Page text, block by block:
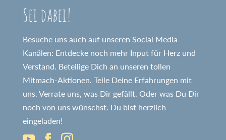
Sei dabei!
Besuche uns auch auf unseren Social Media-
Kanälen: Entdecke noch mehr Input für Herz und
Verstand. Beteilige Dich an unseren tollen
Mitmach-Aktionen. Teile Deine Erfahrungen mit
uns. Verrate uns, was Dir gefällt. Oder was Du Dir
noch von uns wünschst. Du bist herzlich
eingeladen!